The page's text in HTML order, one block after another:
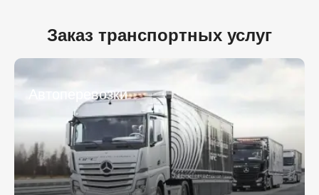
Заказ транспортных услуг
Автоперевозки
Страна загрузки
Страна выгрузки
Город выгрузки
Наименование груза
Страна загрузки
Страна выгрузки
Город выгрузки
Тип транспорта